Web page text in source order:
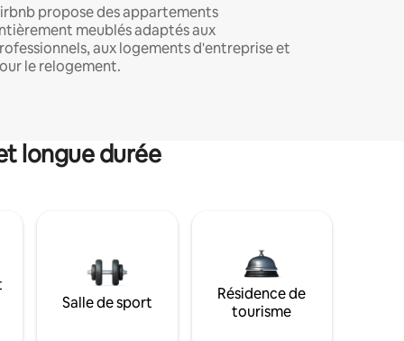
propose des appartements
meublés adaptés aux
aux logements d'entreprise et
le relogement.
longue durée
Salle de sport
Résidence de
tourisme